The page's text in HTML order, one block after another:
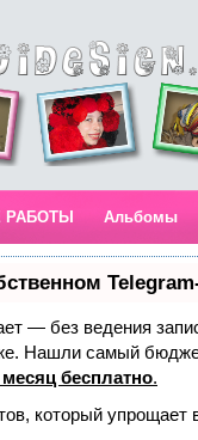
РАБОТЫ Альбомы
— без ведения
Нашли самый
бесплатно.
который упрощает